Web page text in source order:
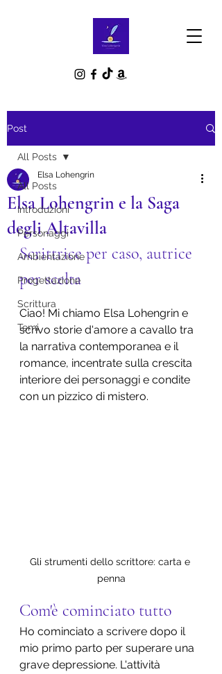
Post
All Posts
Introduzioni
Personaggi
Ambientazione
Progettazione
Scrittura
Temi
All Posts
Elsa Lohengrin e la Saga
degli Altavilla
Elsa Lohengrin
Scrittrice per caso, autrice
per scelta
Ciao! Mi chiamo Elsa Lohengrin e
scrivo storie d'amore a cavallo tra
la narrativa contemporanea e il
romance, incentrate sulla crescita
interiore dei personaggi e condite
con un pizzico di mistero.
Gli strumenti dello scrittore: carta e
penna
Com'è cominciato tutto
Ho cominciato a scrivere dopo il
mio primo parto per superare una
grave depressione. L'attività